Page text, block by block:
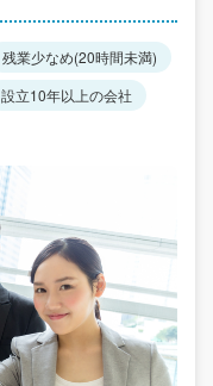
残業少なめ(20時間未満)
設立10年以上の会社